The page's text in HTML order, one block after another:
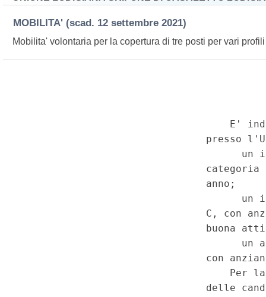
MOBILITA' (scad. 12 settembre 2021)
Mobilita' volontaria per la copertura di tre posti per vari